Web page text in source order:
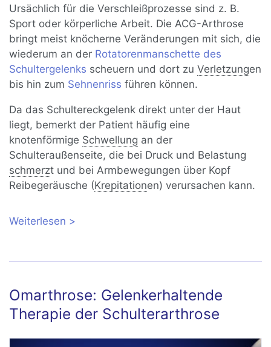
Ursächlich für die Verschleißprozesse sind z. B.
Sport oder körperliche Arbeit. Die ACG-Arthrose
bringt meist knöcherne Veränderungen mit sich, die
wiederum an der Rotatorenmanschette des
Schultergelenks scheuern und dort zuVerletzungen
bis hin zum Sehnenriss führen können.
Da das Schultereckgelenk direkt unter der Haut
liegt, bemerkt der Patient häufig eine
knotenförmige Schwellung an der
Schulteraußenseite, die bei Druck und Belastung
schmerzt und bei Armbewegungen über Kopf
Reibegeräusche (Krepitationen) verursachen kann.
Weiterlesen über Schultereckgelenksarthrose (AC-
Omarthrose: Gelenkerhaltende
Therapie der Schulterarthrose